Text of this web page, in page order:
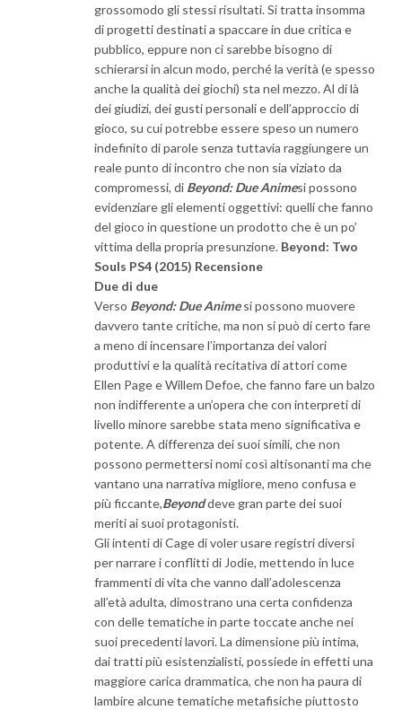
grossomodo gli stessi risultati. Si tratta insomma
di progetti destinati a spaccare in due critica e
pubblico, eppure non ci sarebbe bisogno di
schierarsi in alcun modo, perché la verità (e spesso
anche la qualità dei giochi) sta nel mezzo. Al di là
dei giudizi, dei gusti personali e dell’approccio di
gioco, su cui potrebbe essere speso un numero
indefinito di parole senza tuttavia raggiungere un
reale punto di incontro che non sia viziato da
compromessi, di Beyond: Due Animesi possono
evidenziare gli elementi oggettivi: quelli che fanno
del gioco in questione un prodotto che è un po’
vittima della propria presunzione. Beyond: Two
Souls PS4 (2015) Recensione
Due di due
Verso Beyond: Due Animesi possono muovere
davvero tante critiche, ma non si può di certo fare
a meno di incensare l’importanza dei valori
produttivi e la qualità recitativa di attori come
Ellen Page e Willem Defoe, che fanno fare un balzo
non indifferente a un’opera che con interpreti di
livello minore sarebbe stata meno significativa e
potente. A differenza dei suoi simili, che non
possono permettersi nomi così altisonanti ma che
vantano una narrativa migliore, meno confusa e
più ficcante,Beyonddeve gran parte dei suoi
meriti ai suoi protagonisti.
Gli intenti di Cage di voler usare registri diversi
per narrare i conflitti di Jodie, mettendo in luce
frammenti di vita che vanno dall’adolescenza
all’età adulta, dimostrano una certa confidenza
con delle tematiche in parte toccate anche nei
suoi precedenti lavori. La dimensione più intima,
dai tratti più esistenzialisti, possiede in effetti una
maggiore carica drammatica, che non ha paura di
lambire alcune tematiche metafisiche piuttosto